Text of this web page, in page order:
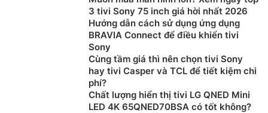
Bộ xử lý AI Q4
Smart tivi Samsung 4K 43 inch
được trang bị bộ xử lý AI Q4 mạnh mẽ có khả năng
nâng cấp hình ảnh đầu vào lên chuẩn 4K giúp bạn thỏa
sức chiêm ngưỡng nội dung bạn yêu thích ở chất
lượng 4K sắc nét và sắc thái màu sắc nguyên bản.
3 tivi Sony 75 inch giá hời nhất 2026
Hướng dẫn cách sử dụng ứng dụng
BRAVIA Connect để điều khiển tivi
Sony
Cùng tầm giá thì nên chọn tivi Sony
hay tivi Casper và TCL để tiết kiệm chi
phí?
Chất lượng hiển thị tivi LG QNED Mini
LED 4K 65QNED70BSA có tốt không?